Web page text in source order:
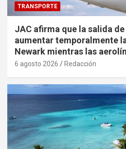
TRANSPORTE
JAC afirma que la salida
aumentar temporalmente
Newark mientras las
6 agosto 2026 Redacción